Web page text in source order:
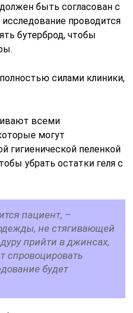
быть согласован с
проводится
бутерброд, чтобы
силами клиники,
всеми
могут
гигиенической пеленкой
убрать остатки геля с
пациент, –
не стягивающей
прийти в джинсах,
спровоцировать
будет